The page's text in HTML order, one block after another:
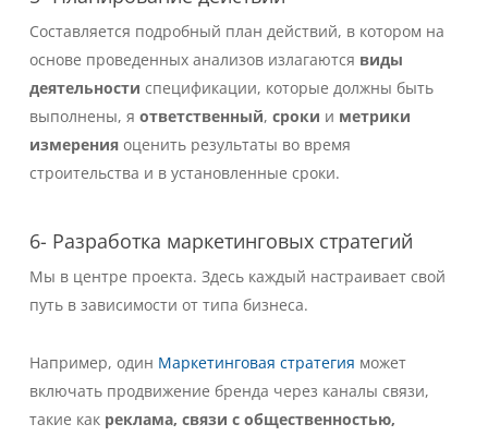
Составляется подробный план действий, в котором на
основе проведенных анализов излагаются виды
деятельности спецификации, которые должны быть
выполнены, я ответственный, сроки и метрики
измеренияоценить результаты во время
строительства и в установленные сроки.
6- Разработка маркетинговых стратегий
Мы в центре проекта. Здесь каждый настраивает свой
путь в зависимости от типа бизнеса.
Например, один Маркетинговая стратегия может
включать продвижение бренда через каналы связи,
такие как реклама, связи с общественностью,